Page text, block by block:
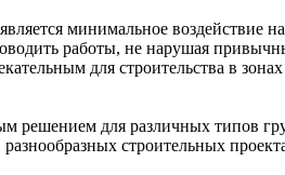
минимальное воздействие
работы, не нарушая
для строительства в зонах
решением для различных типов
строительных